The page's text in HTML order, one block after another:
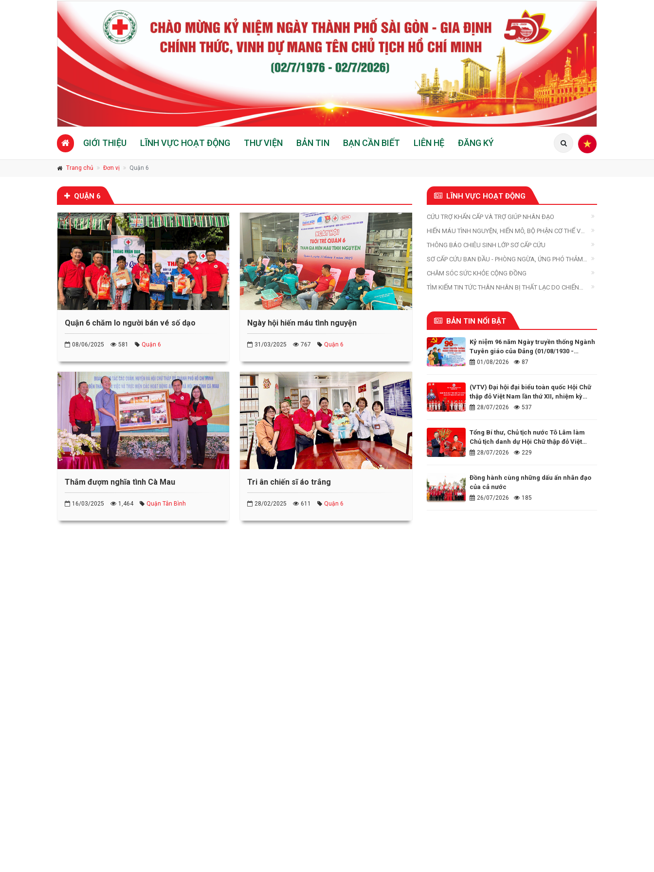
GIỚI THIỆU LĨNH VỰC HOẠT ĐỘNG THƯ VIỆN BẢN TIN BẠN CẦN BIẾT LIÊN HỆ ĐĂNG KÝ
Trang chủ Đơn vị Quận 6
QUẬN 6
Quận 6 chăm lo người bán vé số dạo
08/06/2025 581 Quận 6
Ngày hội hiến máu tình nguyện
31/03/2025 767 Quận 6
Thắm đượm nghĩa tình Cà Mau
16/03/2025 1,464 Quận Tân Bình
Tri ân chiến sĩ áo trắng
28/02/2025 611 Quận 6
LĨNH VỰC HOẠT ĐỘNG
CỨU TRỢ KHẨN CẤP VÀ TRỢ GIÚP NHÂN ĐẠO
HIẾN MÁU TÌNH NGUYỆN, HIẾN MÔ, BỘ PHẬN CƠ THỂ VÀ
HIẾN XÁC
THÔNG BÁO CHIÊU SINH LỚP SƠ CẤP CỨU
SƠ CẤP CỨU BAN ĐẦU - PHÒNG NGỪA, ỨNG PHÓ THẢM
HỌA
CHĂM SÓC SỨC KHỎE CỘNG ĐỒNG
TÌM KIẾM TIN TỨC THÂN NHÂN BỊ THẤT LẠC DO CHIẾN
BẢN TIN NỔI BẬT
Kỷ niệm 96 năm Ngày truyền thống Ngành
Tuyên giáo của Đảng (01/08/1930 -
01/08/2026)
01/08/2026 87
(VTV) Đại hội đại biểu toàn quốc Hội Chữ
thập đỏ Việt Nam lần thứ XII, nhiệm kỳ
2026 - 2031
28/07/2026 537
Tổng Bí thư, Chủ tịch nước Tô Lâm làm
Chủ tịch danh dự Hội Chữ thập đỏ Việt
Nam28/07/2026 229
Đồng hành cùng những dấu ấn nhân đạo
của cả nước
26/07/2026 185